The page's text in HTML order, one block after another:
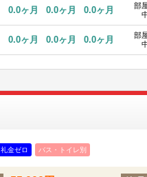
0.0ヶ月 0.0ヶ月 0.0ヶ月
部
0.0ヶ月 0.0ヶ月 0.0ヶ月
部
礼金ゼロ バス・トイレ別